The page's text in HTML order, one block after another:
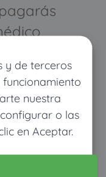
y de terceros
nuestra
o las
en Aceptar.